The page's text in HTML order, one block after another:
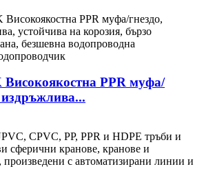
PPR муфа/
издръжлива...
CPVC, PP, PPR и HDPE тръби и
сферични кранове, кранове и
с автоматизирани линии и